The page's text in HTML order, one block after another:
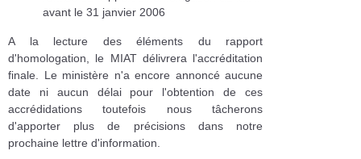
avant le 31 janvier 2006
A la lecture des éléments du rapport
d'homologation, le MIAT délivrera l'accréditation
finale. Le ministère n'a encore annoncé aucune
date ni aucun délai pour l'obtention de ces
accrédidations toutefois nous tâcherons
d'apporter plus de précisions dans notre
prochaine lettre d'information.